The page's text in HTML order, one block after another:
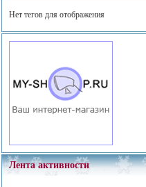
Нет тегов для отображения
Лента активности